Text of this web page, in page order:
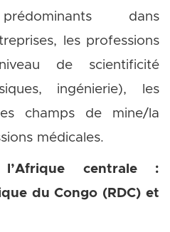
dans
les professions
de scientificité
ingénierie), les
champs de mine/la
médicales.
l’Afrique centrale :
du Congo (RDC) et